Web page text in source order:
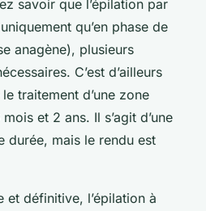
savoir que l’épilation par
qu’en phase de
anagène), plusieurs
C’est d’ailleurs
traitement d’une zone
et 2 ans. Il s’agit d’une
durée, mais le rendu est
et définitive, l’épilation à